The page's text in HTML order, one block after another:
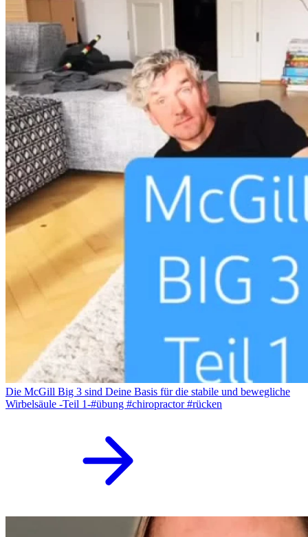
Die McGill Big 3 sind Deine Basis für die stabile und bewegliche
Wirbelsäule -Teil 1-#übung #chiropractor #rücken